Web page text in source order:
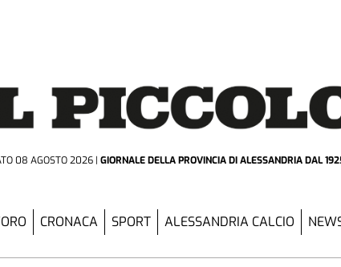
08 AGOSTO 2026 GIORNALE DELLA PROVINCIADI ALESSANDRIA DAL
CRONACA SPORT ALESSANDRIA CALCIO